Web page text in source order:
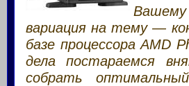
вариация на тему —
базе процессора AMD
дела постараемся
собрать